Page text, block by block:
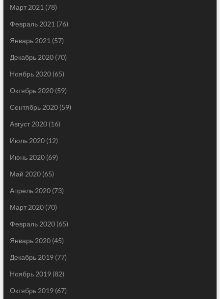
Март 2021 (78)
Февраль 2021 (76)
Январь 2021 (57)
Декабрь 2020(70)
Ноябрь 2020(65)
Октябрь 2020(59)
Сентябрь 2020(59)
Август 2020(16)
Июль 2020(12)
Июнь 2020(69)
Май 2020(65)
Апрель 2020(73)
Март 2020(70)
Февраль 2020(65)
Январь 2020(45)
Декабрь 2019(77)
Ноябрь 2019(82)
Октябрь 2019(67)